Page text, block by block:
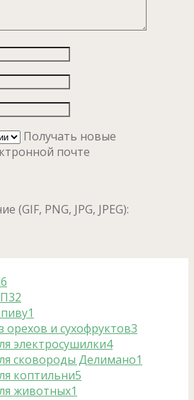
Получать новые
почте
(GIF, PNG, JPG, JPEG):
6
32
1
орехов и сухофруктов3
электросушилки4
сковороды Делимано1
коптильни5
животных1